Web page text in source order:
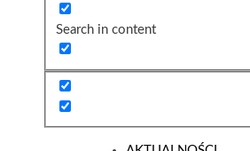
Search in content